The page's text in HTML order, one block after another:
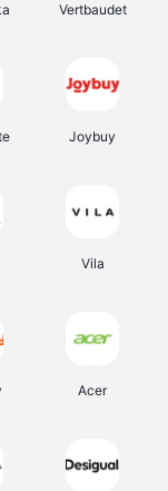
Vertbaudet
Joybuy
Vila
Acer